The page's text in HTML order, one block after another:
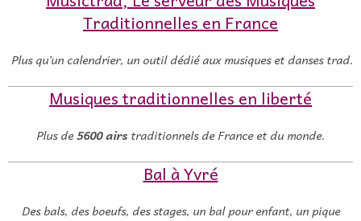
Traditionnelles en France
Plus qu’un calendrier, un outil dédié aux musiques et danses trad.
Musiques traditionnelles en liberté
Plus de5600 airs traditionnels de France et du monde.
Bal à Yvré
Des bals, des boeufs, des stages, un bal pour enfant, un pique